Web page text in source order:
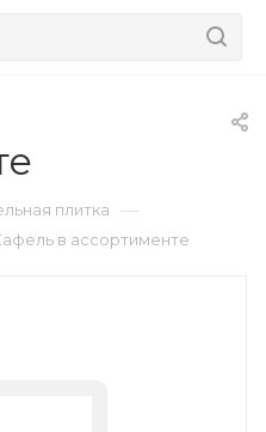
плитка —
в ассортименте